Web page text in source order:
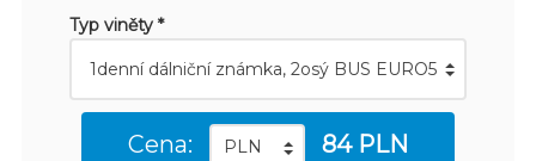
Typ viněty *
Cena: 84 PLN